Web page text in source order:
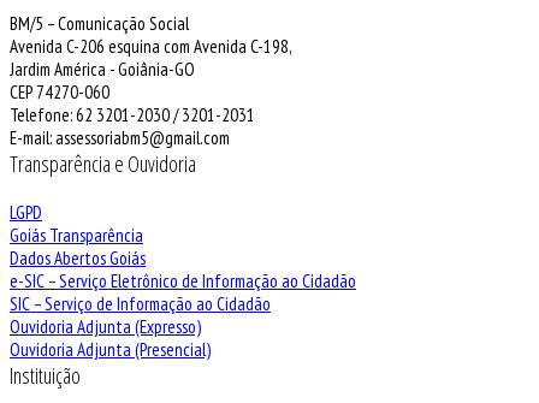
BM/5 – Comunicação Social
Avenida C-206 esquina com Avenida C-198,
Jardim América - Goiânia-GO
CEP 74270-060
Telefone: 62 3201-2030 / 3201-2031
E-mail: assessoriabm5@gmail.com
Transparência e Ouvidoria
LGPD
Goiás Transparência
Dados Abertos Goiás
e-SIC – Serviço Eletrônico de Informação ao Cidadão
SIC – Serviço de Informação ao Cidadão
Ouvidoria Adjunta (Expresso)
Ouvidoria Adjunta (Presencial)
Instituição